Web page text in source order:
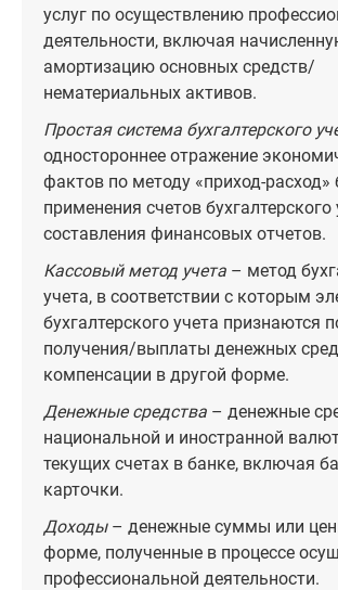
услуг по осуществлению
деятельности, включая
амортизацию основных средств/
нематериальных активов.
Простая система бухгалтерского
одностороннее отражение
фактов по методу «приход-расход»
применения счетов бухгалтерского
составления финансовых отчетов.
Кассовый метод учета – метод
учета, в соответствии с которым
бухгалтерского учета признаются
получения/выплаты денежных
компенсации в другой форме.
Денежные средства – денежные
национальной и иностранной
текущих счетах в банке, включая
карточки.
Доходы– денежные суммы или
форме, полученные в процессе
профессиональной деятельности.